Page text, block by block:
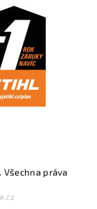
. Všechna práva